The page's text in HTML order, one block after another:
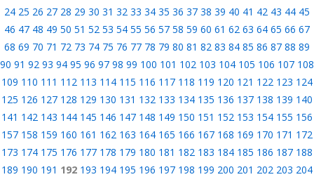
24 25 26 27 28 29 30 31 32 33 34 35 36 37 38 39 40 41 42 43 44 45
46 47 48 49 50 51 52 53 54 55 56 57 58 59 60 61 62 63 64 65 66 67
68 69 70 71 72 73 74 75 76 77 78 79 80 81 82 83 84 85 86 87 88 89
90 91 92 93 94 95 96 97 98 99 100 101 102 103 104 105 106 107 108
109 110 111 112 113 114 115 116 117 118 119 120 121 122 123 124
125 126 127 128 129 130 131 132 133 134 135 136 137 138 139 140
141 142 143 144 145 146 147 148 149 150 151 152 153 154 155 156
157 158 159 160 161 162 163 164 165 166 167 168 169 170 171 172
173 174 175 176 177 178 179 180 181 182 183 184 185 186 187 188
189 190 191 192 193 194 195 196 197 198 199 200 201 202 203 204